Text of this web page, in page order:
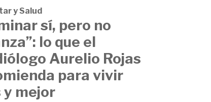
y Salud
sí, pero no
lo que el
Aurelio Rojas
para vivir
y mejor